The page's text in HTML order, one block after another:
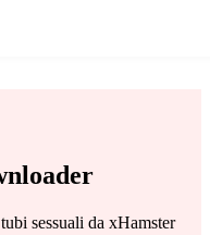
sessuali da xHamster